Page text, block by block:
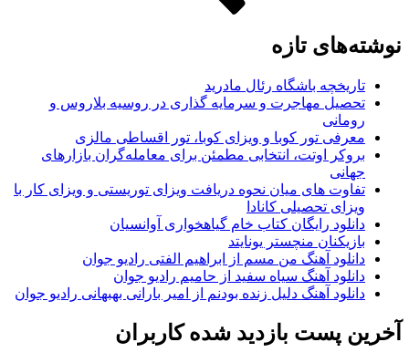
تازه
تاریخچه باشگاه رئال مادرید
تحصیل مهاجرت و سرمایه گذاری در روسیه بلاروس و
رومانی
معرفی تور کوبا و ویزای کوبا، تور اقساطی مالزی
بروکر اوتت، انتخابی مطمئن برای معامله‌گران بازارهای
جهانی
تفاوت های میان نحوه دریافت ویزای توریستی و ویزای کار با
ویزای تحصیلی کانادا
دانلود رایگان کتاب خام گیاهخواری آوانسیان
بازیکنان منچستر یونایتد
دانلود آهنگ من مسم از ابراهیم الفتی رادیو جوان
دانلود آهنگ سیاه سفید از حامیم رادیو جوان
دانلود آهنگ دلیل زنده بودنم از امیر بارانی بهبهانی رادیو جوان
پست بازدید شده کاربران